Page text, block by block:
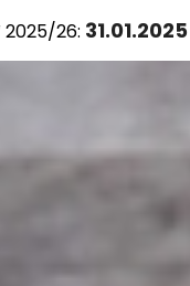
2025/26: 31.01.2025